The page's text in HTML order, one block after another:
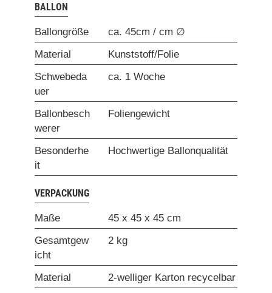
BALLON
Ballongröße
ca. 45cm / cm ∅
Material
Kunststoff/Folie
Schwebeda
uer
ca. 1 Woche
Ballonbesch
werer
Foliengewicht
Besonderhe
it
Hochwertige Ballonqualität
VERPACKUNG
Maße
45 x 45 x 45 cm
Gesamtgew
icht
2 kg
Material
2-welliger Karton recycelbar